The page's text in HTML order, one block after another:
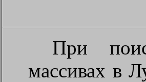
При
массивах в